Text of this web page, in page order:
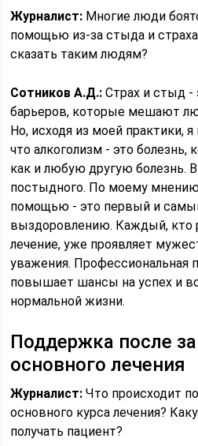
Журналист: Многие люди
помощью из-за стыда и
сказать таким людям?
Сотников А.Д.: Страх и стыд -
барьеров, которые мешают
Но, исходя из моей практики,
что алкоголизм - это болезнь,
как и любую другую болезнь.
постыдного. По моему
помощью - это первый и
выздоровлению. Каждый, кто
лечение, уже проявляет
уважения. Профессиональная
повышает шансы на успех и
нормальной жизни.
Поддержка после
основного лечения
Журналист: Что происходит
основного курса лечения?
получать пациент?